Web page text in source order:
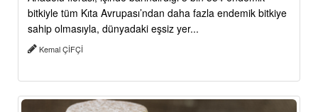
bitkiyle tüm Kıta Avrupası’ndan daha fazla endemik bitkiye
sahip olmasıyla, dünyadaki eşsiz yer...
Kemal ÇİFÇİ